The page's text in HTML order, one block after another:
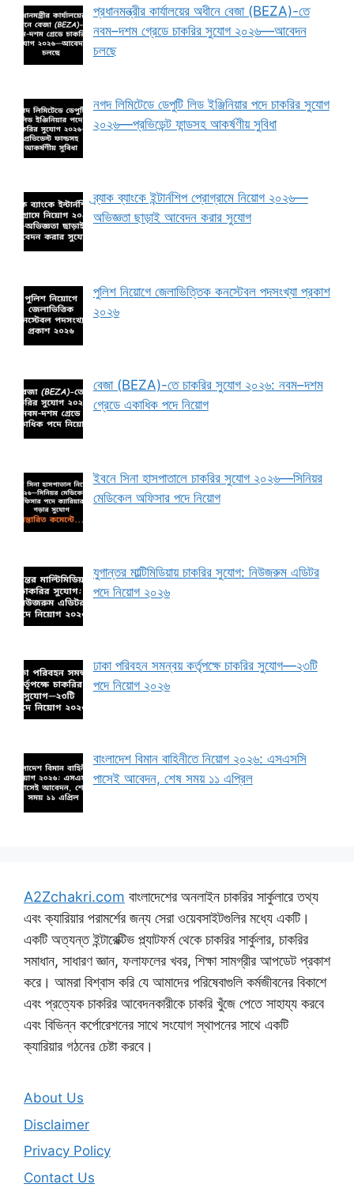
প্রধানমন্ত্রীর কার্যালয়ের অধীনে বেজা (BEZA)-তে
নবম–দশম গ্রেডে চাকরির সুযোগ ২০২৬—আবেদন
চলছে
নগদ লিমিটেডে ডেপুটি লিড ইঞ্জিনিয়ার পদে চাকরির সুযোগ
২০২৬—প্রভিডেন্ট ফান্ডসহ আকর্ষণীয় সুবিধা
ব্র্যাক ব্যাংকে ইন্টার্নশিপ প্রোগ্রামে নিয়োগ ২০২৬—
অভিজ্ঞতা ছাড়াই আবেদন করার সুযোগ
পুলিশ নিয়োগে জেলাভিত্তিক কনস্টেবল পদসংখ্যা প্রকাশ
২০২৬
বেজা (BEZA)-তে চাকরির সুযোগ ২০২৬: নবম–দশম
গ্রেডে একাধিক পদে নিয়োগ
ইবনে সিনা হাসপাতালে চাকরির সুযোগ ২০২৬—সিনিয়র
মেডিকেল অফিসার পদে নিয়োগ
যুগান্তর মাল্টিমিডিয়ায় চাকরির সুযোগ: নিউজরুম এডিটর
পদে নিয়োগ ২০২৬
ঢাকা পরিবহন সমন্বয় কর্তৃপক্ষে চাকরির সুযোগ—২৩টি
পদে নিয়োগ ২০২৬
বাংলাদেশ বিমান বাহিনীতে নিয়োগ ২০২৬: এসএসসি
পাসেই আবেদন, শেষ সময় ১১ এপ্রিল
A2Zchakri.com বাংলাদেশের অনলাইন চাকরির সার্কুলারে তথ্য
এবং ক্যারিয়ার পরামর্শের জন্য সেরা ওয়েবসাইটগুলির মধ্যে একটি।
একটি অত্যন্ত ইন্টারেক্টিভ প্ল্যাটফর্ম থেকে চাকরির সার্কুলার, চাকরির
সমাধান, সাধারণ জ্ঞান, ফলাফলের খবর, শিক্ষা সামগ্রীর আপডেট প্রকাশ
করে। আমরা বিশ্বাস করি যে আমাদের পরিষেবাগুলি কর্মজীবনের বিকাশে
এবং প্রত্যেক চাকরির আবেদনকারীকে চাকরি খুঁজে পেতে সাহায্য করবে
এবং বিভিন্ন কর্পোরেশনের সাথে সংযোগ স্থাপনের সাথে একটি
ক্যারিয়ার গঠনের চেষ্টা করবে।
About Us
Disclaimer
Privacy Policy
Contact Us